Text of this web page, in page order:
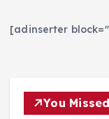
[adinserter
You Missed